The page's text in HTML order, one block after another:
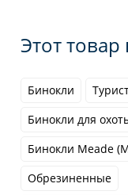
Этот
Бинокли
Бинокли для
Бинокли Meade
Обрезиненные